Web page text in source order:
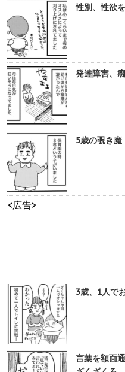
性別、性欲
発達障害、
5歳の覗き魔
<広告>
3歳、1人で
言葉を額面